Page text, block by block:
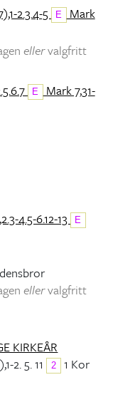
2.3.4-5 E Mark
ellervalgfritt
E Mark 7,31-
4.5-6.12-13 E
ellervalgfritt
KIRKEÅR
2. 5. 11 2
1 Kor